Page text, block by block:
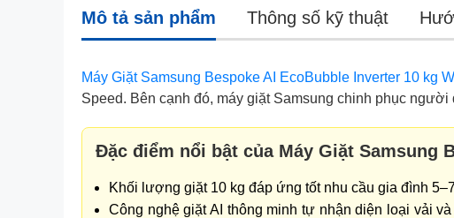
Mô tả sản phẩm Thông số kỹ thuật
Máy Giặt Samsung Bespoke AI EcoBubble Inverter 10 kg
Speed. Bên cạnh đó, máy giặt Samsung chinh phục
Đặc điểm nổi bật của Máy Giặt Samsung
Khối lượng giặt 10 kg đáp ứng tốt nhu cầu gia đình
Công nghệ giặt AI thông minh tự nhận diện loại vải